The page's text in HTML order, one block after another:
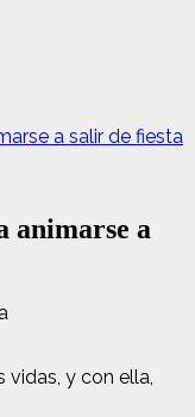
a salir de fiesta
animarse a
vidas, y con ella,